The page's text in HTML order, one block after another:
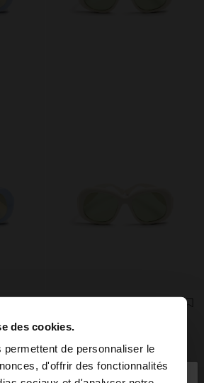
des cookies.
permettent de personnaliser le
d'offrir des fonctionnalités